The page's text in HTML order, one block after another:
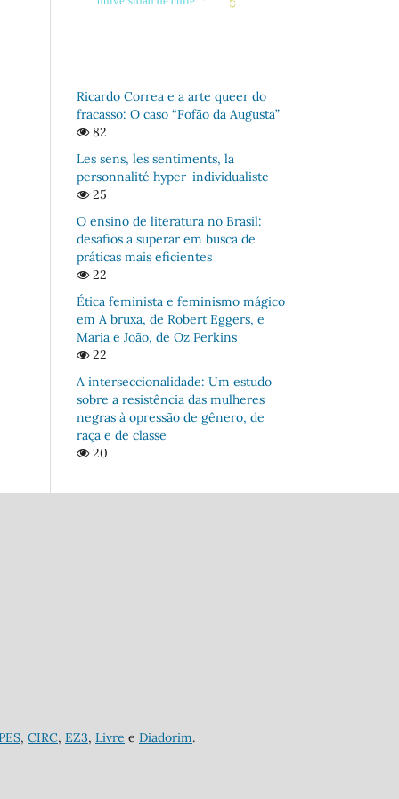
Ricardo Correa e a arte queer do
fracasso: O caso “Fofão da Augusta”
82
Les sens, les sentiments, la
personnalité hyper-individualiste
25
O ensino de literatura no Brasil:
desafios a superar em busca de
práticas mais eficientes
22
Ética feminista e feminismo mágico
em A bruxa, de Robert Eggers, e
Maria e João, de Oz Perkins
22
A interseccionalidade: Um estudo
sobre a resistência das mulheres
negras à opressão de gênero, de
raça e de classe
20
, CIRC, EZ3, Livre e Diadorim.